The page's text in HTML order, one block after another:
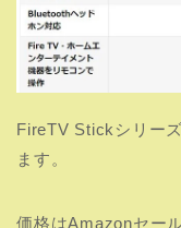
FireTV Stickシリー
ます。
価格はAmazonセー